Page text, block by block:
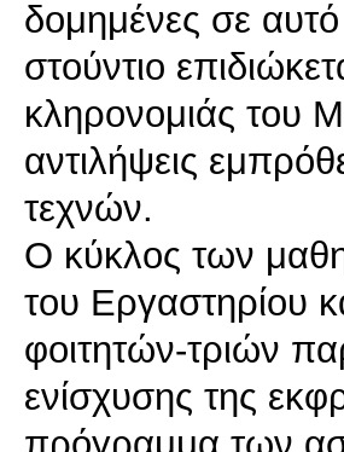
δομημένες σε αυτό
στούντιο
κληρονομιάς του
αντιλήψεις
τεχνών.
Ο κύκλος των
του Εργαστηρίου
φοιτητών-τριών
ενίσχυσης της